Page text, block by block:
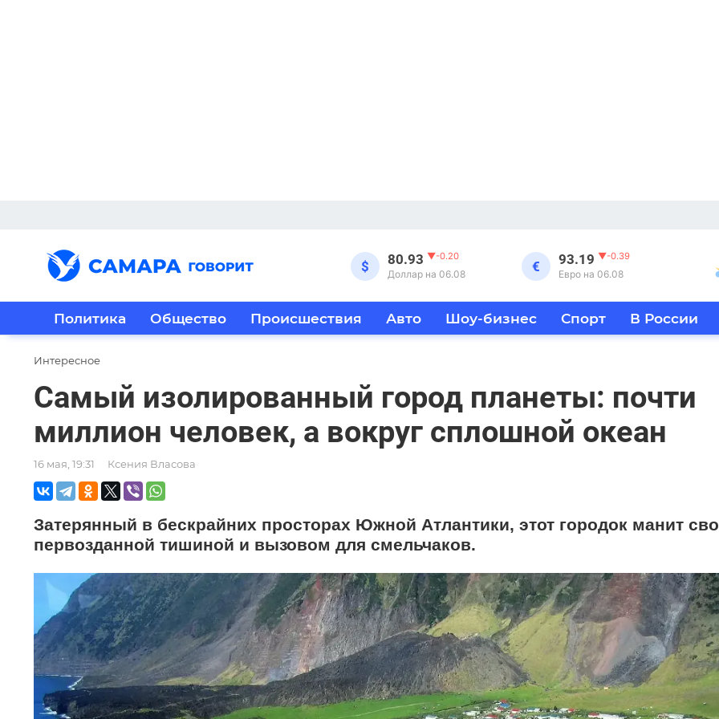
$ 80.93 ▼-0.20
Доллар на 06.08 € 93.19 ▼-0.39
Евро на 06.08
Политика Общество Происшествия Авто Шоу-бизнес Спорт В России
Интересное
Самый изолированный город планеты: почти
миллион человек, а вокруг сплошной океан
16 мая, 19:31 Ксения Власова
Затерянный в бескрайних просторах Южной Атлантики, этот городок манит
первозданной тишиной и вызовом для смельчаков.